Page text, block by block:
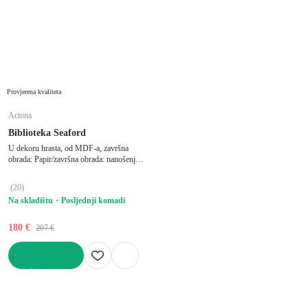
Provjerena kvaliteta
Actona
Biblioteka Seaford
U dekoru hrasta, od MDF-a, završna
obrada: Papir/završna obrada: nanošenje
(20)
Na skladištu
Posljednji komadi
180 € 207 €